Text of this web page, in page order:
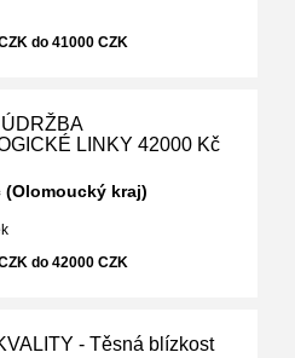
do 41000 CZK
LINKY 42000 Kč
(Olomoucký kraj)
do 42000 CZK
- Těsná blízkost